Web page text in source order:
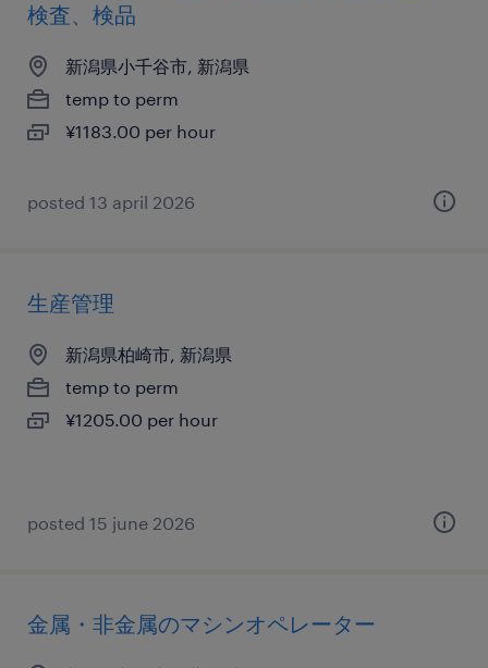
検査、検品
新潟県小千谷市, 新潟県
temp to perm
¥1183.00 per hour
posted 13 april 2026
生産管理
新潟県柏崎市, 新潟県
temp to perm
¥1205.00 per hour
posted 15 june 2026
金属・非金属のマシンオペレーター